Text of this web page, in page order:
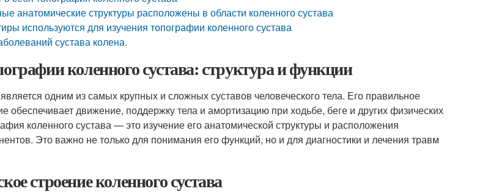
анатомические структуры расположены в области коленного сустава
используются для изучения топографии коленного сустава
сустава колена.
коленного сустава: структура и функции
одним из самых крупных и сложных суставов человеческого тела. Его правильное
обеспечивает движение, поддержку тела и амортизацию при ходьбе, беге и других физических
коленного сустава — это изучение его анатомической структуры и расположения
Это важно не только для понимания его функций, но и для диагностики и лечения травм
строение коленного сустава